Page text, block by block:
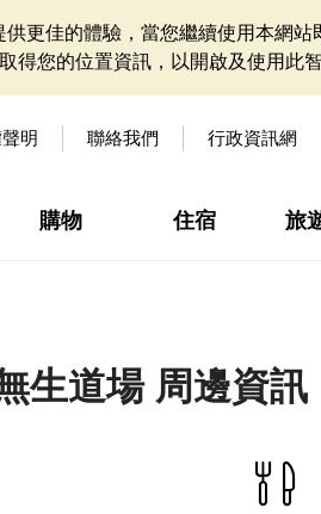
更佳的體驗，當您繼續使用本網站
得您的位置資訊，以開啟及使用此智
明 聯絡我們 行政資訊網
購物 住宿 旅
生道場 周邊資訊